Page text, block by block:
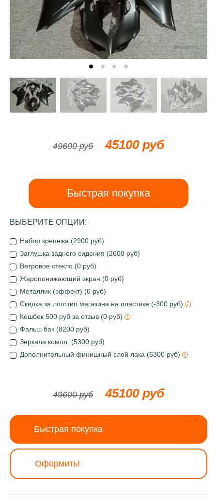
49600 руб 45100 руб
Быстрая покупка
ВЫБЕРИТЕ ОПЦИИ:
Набор крепежа (2900 руб)
Заглушка заднего сидения (2600 руб)
Ветровое стекло (0 руб)
Жаропонижающий экран (0 руб)
Металлик (эффект) (0 руб)
Скидка за логотип магазина на пластике (-300 руб)
Кешбек 500 руб за отзыв (0 руб)
Фальш бак (8200 руб)
Зеркала компл. (5300 руб)
Дополнительный финишный слой лака (6300 руб)
49600 руб 45100 руб
Быстрая покупка
Оформить!